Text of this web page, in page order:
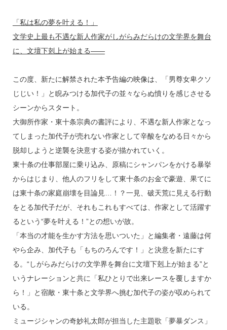
k
「私は私の夢を叶える！」
文学史上最も不遇な新人作家がしがらみだらけの文学界を舞台
に、文壇下剋上が始まる――
この度、新たに解禁された本予告編の映像は、「男尊女卑クソ
じじい！」と睨みつける加代子の並々ならぬ憤りを感じさせる
シーンからスタート。
大御所作家・東十条宗典の書評により、不遇な新人作家となっ
てしまった加代子が売れない作家として辛酸をなめる日々から
脱却しようと逆襲を決意する姿が描かれていく。
東十条の仕事部屋に乗り込み、原稿にシャンパンをかける暴挙
からはじまり、他人のフリをして東十条のお金で豪遊、果てに
は東十条の家庭崩壊を目論見…！？一見、破天荒に見える行動
をとる加代子だが、それもこれもすべては、作家として活躍す
るという“夢を叶える！”との想いが故。
「本当の才能を生かす方法を思いついた」と編集者・遠藤は何
やら企み、加代子も「もちのろんです！」と決意を新たにす
る。“しがらみだらけの文学界を舞台に文壇下剋上が始まる”と
いうナレーションと共に「私ひとりで出来レースを覆しますか
ら！」と宿敵・東十条と文学界へ挑む加代子の姿が収められて
いる。
ミュージシャンの奇妙礼太郎が担当した主題歌「夢暴ダンス」